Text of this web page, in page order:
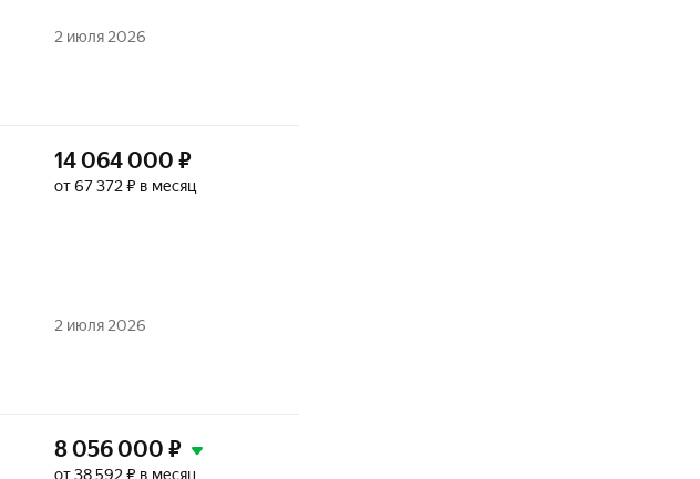
2 июля 2026
14 064 000 ₽
от 67 372 ₽ в месяц
2 июля 2026
8 056 000 ₽
от 38 592 ₽ в месяц